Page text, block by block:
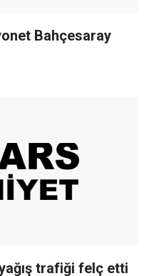
Bahçesaray
trafiği felç etti